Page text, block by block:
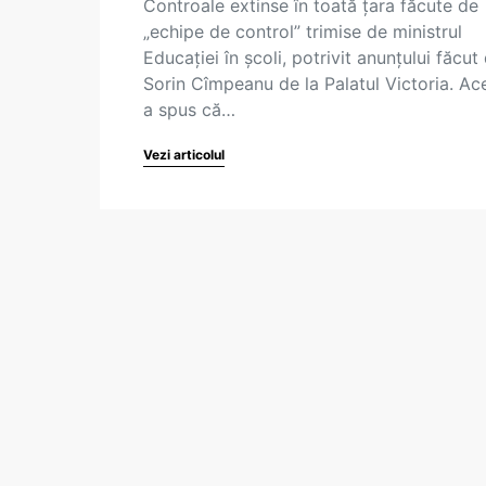
Controale extinse în toată țara făcute de
„echipe de control” trimise de ministrul
Educației în școli, potrivit anunțului făcut
Sorin Cîmpeanu de la Palatul Victoria.
a spus că…
Vezi articolul